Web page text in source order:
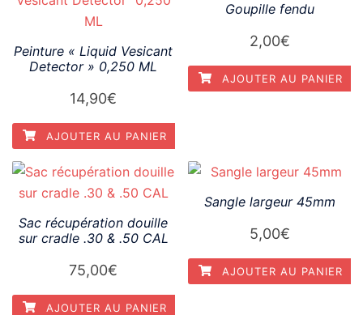
Peinture « Liquid Vesicant
Detector » 0,250 ML
14,90€
AJOUTER AU PANIER
Goupille fendu
2,00€
AJOUTER AU PANIER
Sac récupération douille
sur cradle .30 & .50 CAL
75,00€
AJOUTER AU PANIER
Sangle largeur 45mm
5,00€
AJOUTER AU PANIER